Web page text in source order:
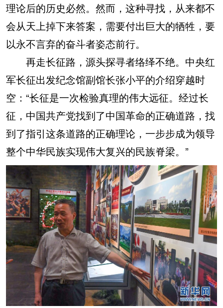
理论后的历史必然。然而，这种寻找，从来都不
会从天上掉下来答案，需要付出巨大的牺牲，要
以永不言弃的奋斗者姿态前行。
再走长征路，源头探寻者络绎不绝。中央红
军长征出发纪念馆副馆长张小平的介绍穿越时
空：“长征是一次检验真理的伟大远征。经过长
征，中国共产党找到了中国革命的正确道路，找
到了指引这条道路的正确理论，一步步成为领导
整个中华民族实现伟大复兴的民族脊梁。”